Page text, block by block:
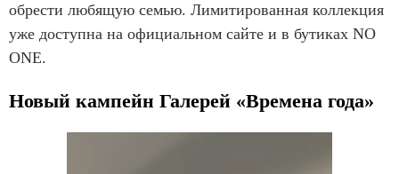
обрести любящую семью. Лимитированная коллекция
уже доступна на официальном сайте и в бутиках NO
ONE.
Новый кампейн Галерей «Времена года»